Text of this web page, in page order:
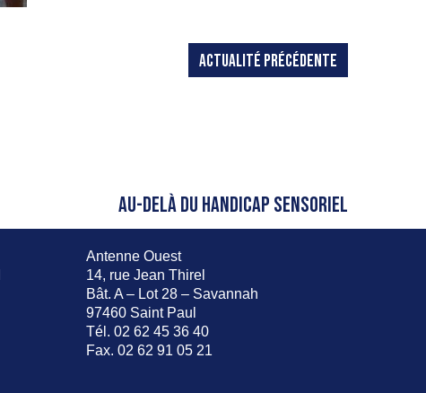
ACTUALITÉ PRÉCÉDENTE
AU-DELÀ DU HANDICAP SENSORIEL
Antenne Ouest
14, rue Jean Thirel
Bât. A – Lot 28 – Savannah
97460 Saint Paul
Tél. 02 62 45 36 40
Fax. 02 62 91 05 21